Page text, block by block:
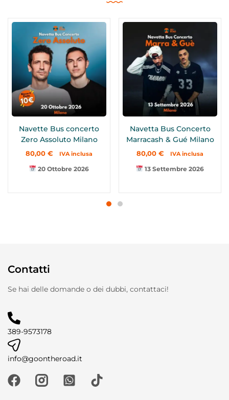
Navette Bus concerto
Zero Assoluto Milano
80,00 € IVA inclusa
20 Ottobre 2026
Navetta Bus Concerto
Marracash & Gué Milano
80,00 € IVA inclusa
13 Settembre 2026
Contatti
Se hai delle domande o dei dubbi, contattaci!
389-9573178
info@goontheroad.it